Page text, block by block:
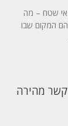
שטח – מה
המקום שבו
קשר מהירה